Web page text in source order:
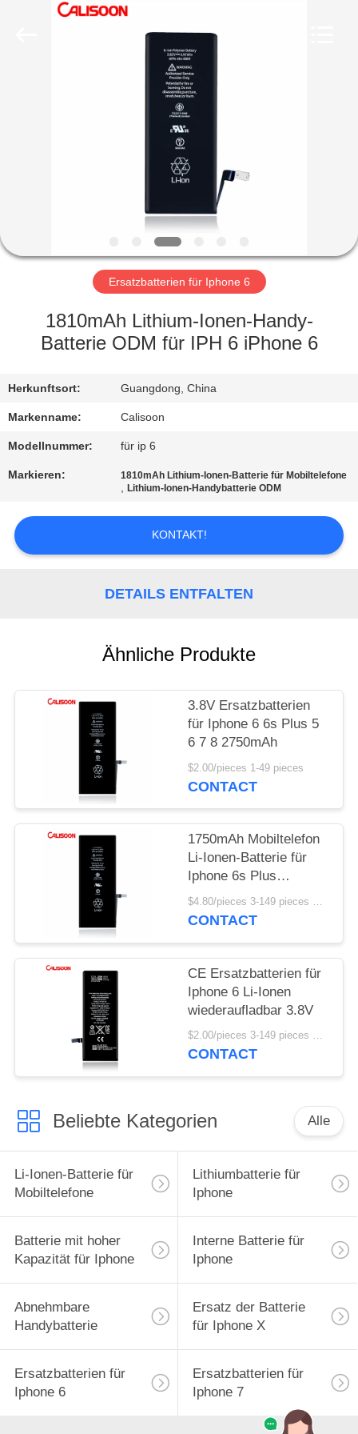
ÜBER
UNS
FABRIK
TOUR
QUALITÄTSKONTROLLE
REFERENZEN
PRIVACY
Ersatzbatterien für Iphone 6
1810mAh Lithium-Ionen-Handy-
Batterie ODM für IPH 6 iPhone 6
Herkunftsort: Guangdong, China
Markenname: Calisoon
Modellnummer: für ip 6
Markieren: 1810mAh Lithium-Ionen-Batterie für Mobiltelefone
,Lithium-Ionen-Handybatterie ODM
KONTAKT!
DETAILS ENTFALTEN
Ähnliche Produkte
3.8V Ersatzbatterien
für Iphone 6 6s Plus 5
6 7 8 2750mAh
$2.00/pieces 1-49 pieces
CONTACT
1750mAh Mobiltelefon
Li-Ionen-Batterie für
Iphone 6s Plus
wiederaufladbar
$4.80/pieces 3-149 pieces MOQ:3 Stücke
CONTACT
CE Ersatzbatterien für
Iphone 6 Li-Ionen
wiederaufladbar 3.8V
$2.00/pieces 3-149 pieces MOQ:3 Stücke
CONTACT
Beliebte Kategorien Alle
Li-Ionen-Batterie für
Mobiltelefone
Lithiumbatterie für
Iphone
Batterie mit hoher
Kapazität für Iphone
Interne Batterie für
Iphone
Abnehmbare
Handybatterie
Ersatz der Batterie
für Iphone X
Ersatzbatterien für
Iphone 6
Ersatzbatterien für
Iphone 7